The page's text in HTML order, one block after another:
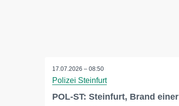
17.07.2026 – 08:50
Polizei Steinfurt
POL-ST: Steinfurt, Brand einer